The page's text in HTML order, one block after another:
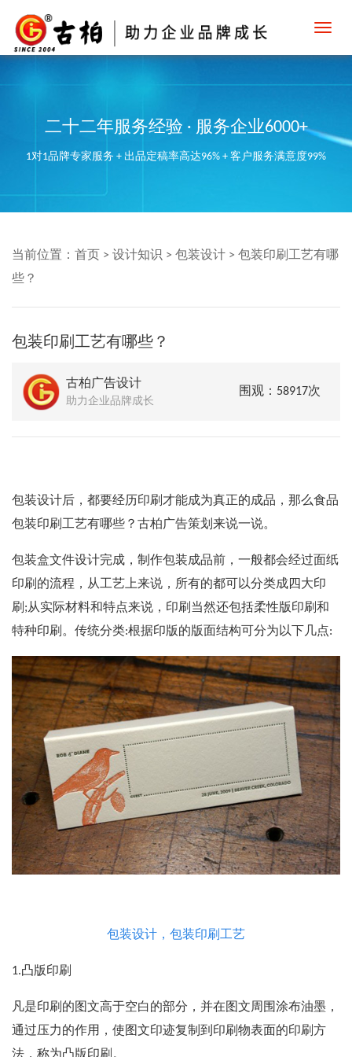
二十二年服务经验 · 服务企业6000+
1对1品牌专家服务 + 出品定稿率高达96% + 客户服务满意度99%
当前位置： 首页 > 设计知识 > 包装设计 > 包装印刷工艺有哪
些？
包装印刷工艺有哪些？
古柏广告设计
助力企业品牌成长
围观：58917次
包装设计后，都要经历印刷才能成为真正的成品，那么食品
包装印刷工艺有哪些？古柏广告策划来说一说。
包装盒文件设计完成，制作包装成品前，一般都会经过面纸
印刷的流程，从工艺上来说，所有的都可以分类成四大印
刷;从实际材料和特点来说，印刷当然还包括柔性版印刷和
特种印刷。传统分类:根据印版的版面结构可分为以下几点:
包装设计，包装印刷工艺
1.凸版印刷
凡是印刷的图文高于空白的部分，并在图文周围涂布油墨，
通过压力的作用，使图文印迹复制到印刷物表面的印刷方